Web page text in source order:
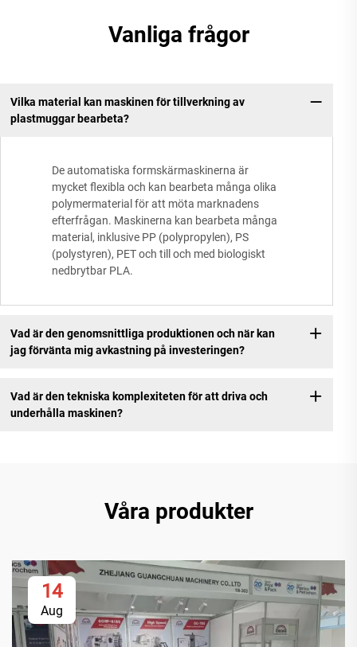
Vanliga frågor
Vilka material kan maskinen för tillverkning av
plastmuggar bearbeta?
De automatiska formskärmaskinerna är
mycket flexibla och kan bearbeta många olika
polymermaterial för att möta marknadens
efterfrågan. Maskinerna kan bearbeta många
material, inklusive PP (polypropylen), PS
(polystyren), PET och till och med biologiskt
nedbrytbar PLA.
Vad är den genomsnittliga produktionen och när kan
jag förvänta mig avkastning på investeringen?
Vad är den tekniska komplexiteten för att driva och
underhålla maskinen?
Våra produkter
14
Aug